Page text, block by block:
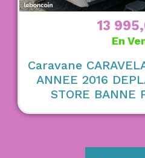
13
En
Caravane
ANNEE 2016
STORE BANNE